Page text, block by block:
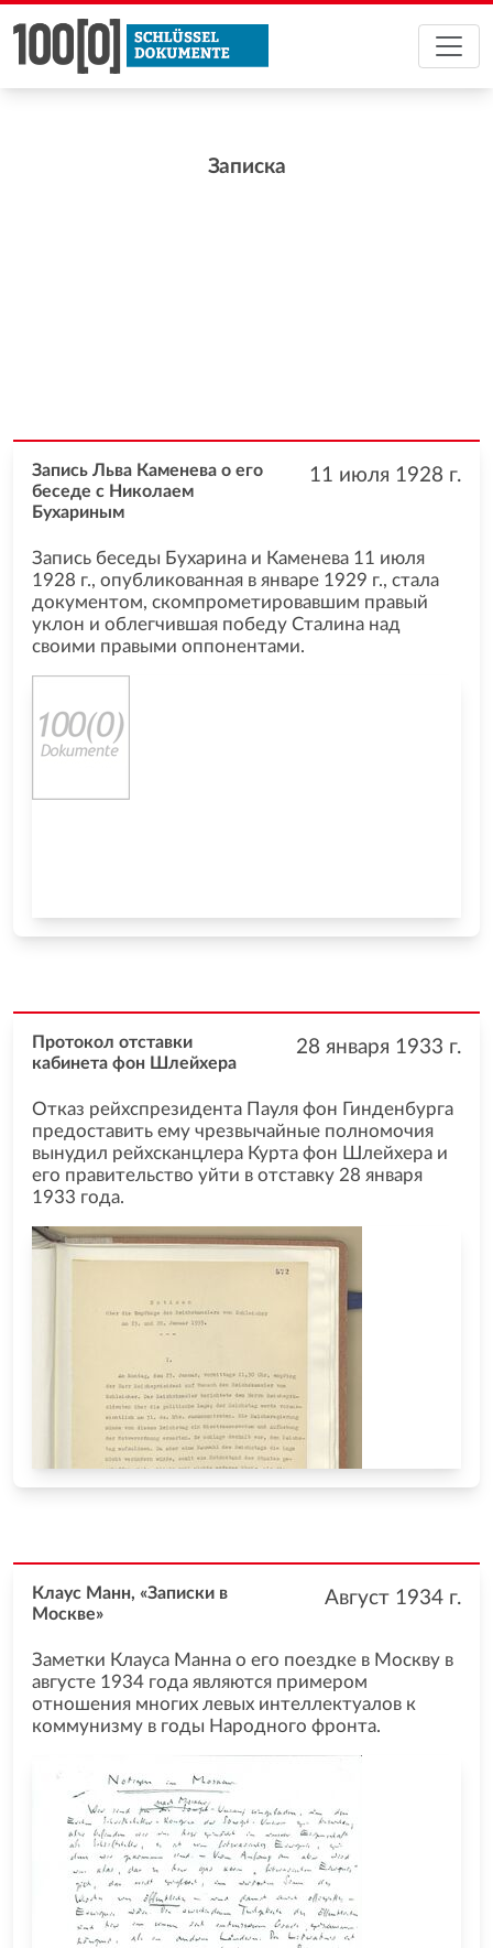
Записка
11 июля 1928 г.
Запись Льва Каменева о его
беседе с Николаем
Бухариным
Запись беседы Бухарина и Каменева 11 июля
1928 г., опубликованная в январе 1929 г., стала
документом, скомпрометировавшим правый
уклон и облегчившая победу Сталина над
своими правыми оппонентами.
28 января 1933 г.
Протокол отставки
кабинета фон Шлейхера
Отказ рейхспрезидента Пауля фон Гинденбурга
предоставить ему чрезвычайные полномочия
вынудил рейхсканцлера Курта фон Шлейхера и
его правительство уйти в отставку 28 января
1933 года.
Август 1934 г.
Клаус Манн, «Записки в
Москве»
Заметки Клауса Манна о его поездке в Москву в
августе 1934 года являются примером
отношения многих левых интеллектуалов к
коммунизму в годы Народного фронта.